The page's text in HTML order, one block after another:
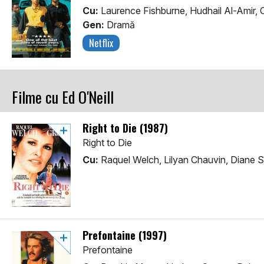
Cu: Laurence Fishburne, Hudhail Al-Amir,
Gen: Dramă
Netflix
Filme cu Ed O'Neill
Right to Die (1987)
Right to Die
Cu: Raquel Welch, Lilyan Chauvin, Diane
Prefontaine (1997)
Prefontaine